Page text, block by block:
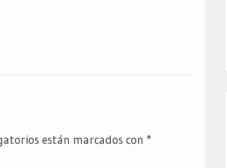
están marcados con *